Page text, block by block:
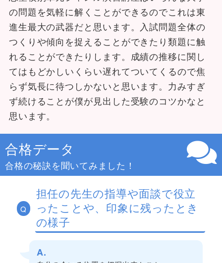
の問題を気軽に解くことができるのでこれは東
進生最大の武器だと思います。入試問題全体の
つくりや傾向を捉えることができたり類題に触
れることができたりします。成績の推移に関し
てはもどかしいくらい遅れてついてくるので焦
らず気長に待つしかないと思います。力みすぎ
ず続けることが僕が見出した受験のコツかなと
思います。
合格データ
合格の秘訣を聞いてみました！
Q
担任の先生の指導や面談で役立
ったことや、印象に残ったとき
の様子
A.